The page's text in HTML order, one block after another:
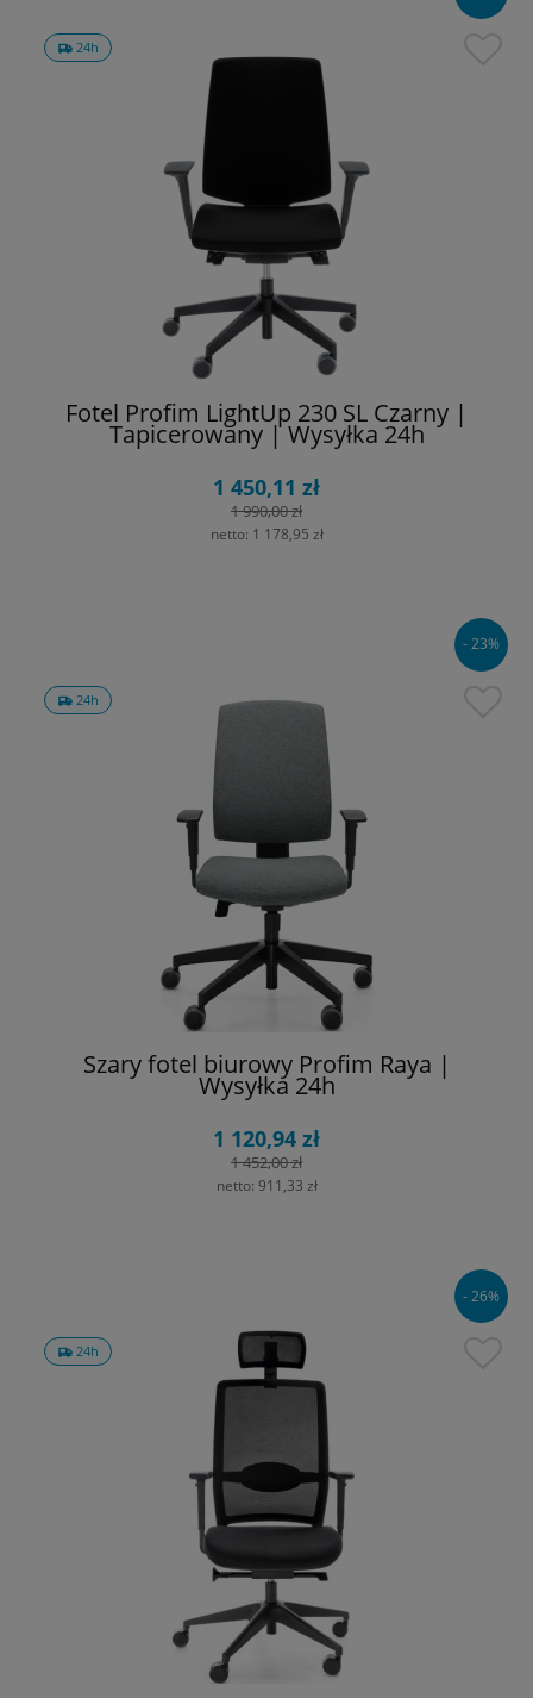
24h
Fotel Profim LightUp 230 SL Czarny |
Tapicerowany | Wysyłka 24h
1 450,11 zł
1 990,00 zł
netto: 1 178,95 zł
24h
Szary fotel biurowy Profim Raya |
Wysyłka 24h
1 120,94 zł
1 452,00 zł
netto: 911,33 zł
- 23%
24h
- 26%